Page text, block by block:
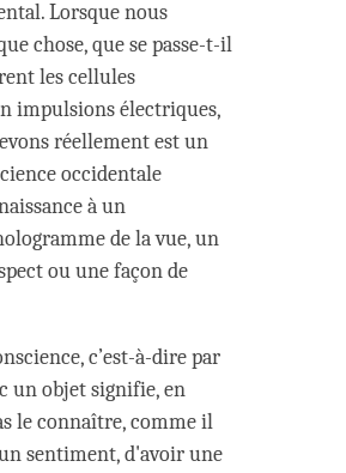
Lorsque nous
chose, que se passe-t-il
les cellules
impulsions électriques,
réellement est un
occidentale
à un
de la vue, un
ou une façon de
c’est-à-dire par
un objet signifie, en
le connaître, comme il
sentiment, d'avoir une